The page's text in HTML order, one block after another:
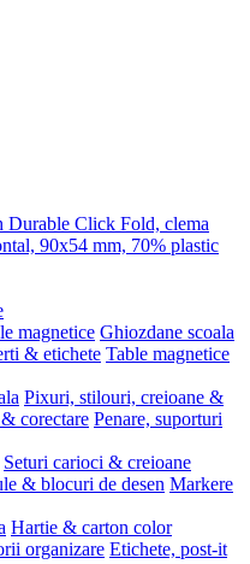
Durable Click Fold, clema
90x54 mm, 70% plastic
magnetice Ghiozdane scoala
& etichete Table magnetice
Pixuri, stilouri, creioane &
corectare Penare, suporturi
Seturi carioci & creioane
& blocuri de desen Markere
Hartie & carton color
organizare Etichete, post-it